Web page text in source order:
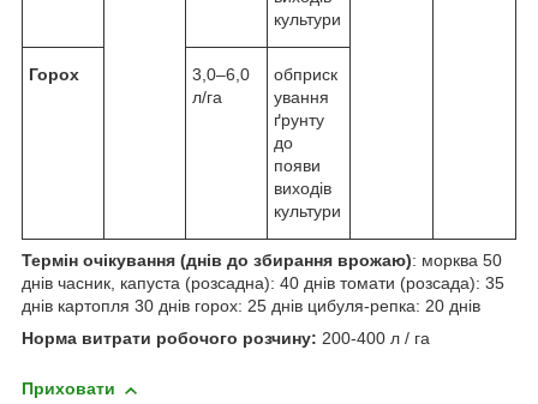
культури
Горох
3,0–6,0
л/га
обприск
ування
ґрунту
до
появи
виходів
культури
Термін очікування (днів до збирання врожаю): морква 50
днів часник, капуста (розсадна): 40 днів томати (розсада): 35
днів картопля 30 днів горох: 25 днів цибуля-репка: 20 днів
Норма витрати робочого розчину: 200-400 л / га
Приховати